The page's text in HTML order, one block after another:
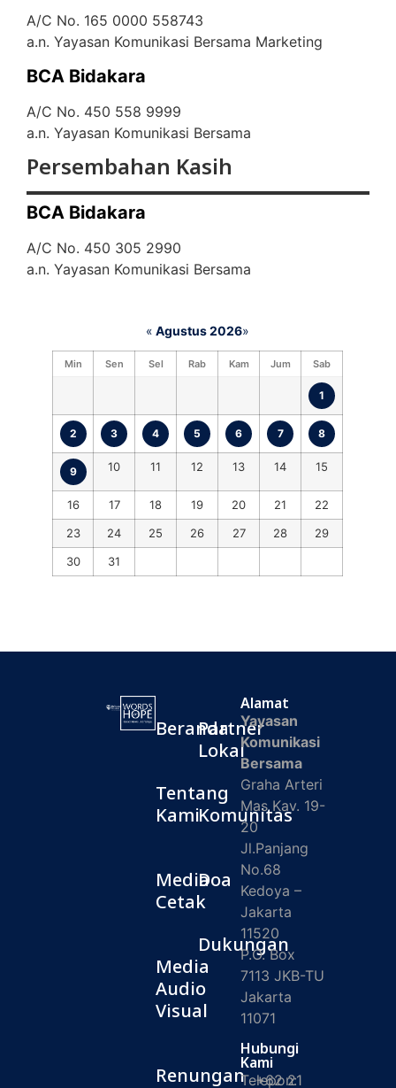
A/C No. 165 0000 558743
a.n. Yayasan Komunikasi Bersama Marketing
BCA Bidakara
A/C No. 450 558 9999
a.n. Yayasan Komunikasi Bersama
Persembahan Kasih
BCA Bidakara
A/C No. 450 305 2990
a.n. Yayasan Komunikasi Bersama
« Agustus 2026»
Min Sen Sel Rab Kam Jum Sab
1
2 3 4 5 6 7 8
9 10 11 12 13 14 15
16 17 18 19 20 21
22
23
24 25 26 27 28
29
30
31
Beranda
Tentang
Kami
Media
Cetak
Media
Audio
Visual
Renungan
Partner
Lokal
Komunitas
Doa
Dukungan
Alamat
Yayasan
Komunikasi
Bersama
Graha Arteri
Mas Kav. 19-
20
Jl.Panjang
No.68
Kedoya –
Jakarta
11520
P.O. Box
7113 JKB-TU
Jakarta
11071
Hubungi
Kami
Telepon:
+62 21